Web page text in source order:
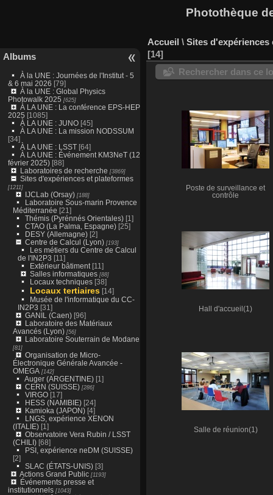
Photothèque
Albums
À la UNE : Journées de l'Institut - 5
& 6 mai 2026 [79]
À la UNE : Global Physics
Photowalk 2025 [625]
À LA UNE : La conférence EPS-HEP
2025 [1085]
À LA UNE : JUNO [45]
À LA UNE : La mission NODSSUM
[34]
À LA UNE : LSST[64]
À LA UNE : Événement KM3NeT (12
février 2025)[88]
Laboratoires de recherche [3869]
Sites d'expériences et plateformes
[1211]
IJCLab (Orsay)[188]
Laboratoire Sous-marin Provence
Méditerranée [21]
Thémis (Pyrénnés Orientales)[1]
CTAO (La Palma, Espagne)[25]
DESY (Allemagne)[2]
Centre de Calcul (Lyon)[193]
Les métiers du Centre de Calcul
de l'IN2P3 [11]
Extérieur bâtiment[11]
Salles informatiques[88]
Locaux techniques[38]
Locaux tertiaires[14]
Musée de l'informatique du CC-
IN2P3 [31]
GANIL (Caen)[96]
Laboratoire des Matériaux
Avancés (Lyon)[56]
Laboratoire Souterrain de Modane
[81]
Organisation de Micro-
Électronique Générale Avancée -
OMEGA[142]
Auger (ARGENTINE)[1]
CERN (SUISSE)[286]
VIRGO[17]
HESS (NAMIBIE)[24]
Kamioka (JAPON)[4]
LNGS, expérience XENON
(ITALIE)[1]
Observatoire Vera Rubin / LSST
(CHILI)[68]
PSI, expérience neDM (SUISSE)
[2]
SLAC (ÉTATS-UNIS)[3]
Actions Grand Public[1193]
Événements presse et
institutionnels[1043]
Accueil \ Sites d'expériences
14
Rechercher dans ce
Poste de surveillance et
contrôle
Hall d'accueil(1)
Salle de réunion(1)